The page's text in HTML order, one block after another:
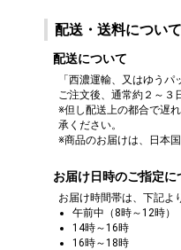
配送・送料について
配送について
「西濃運輸、又はゆうパ
ご注文後、通常約２～３
※但し配送上の都合で遅
承ください。
※商品のお届けは、日本
お届け日時のご指定に
お届け時間帯は、下記よ
午前中（8時～12時）
14時～16時
16時～18時